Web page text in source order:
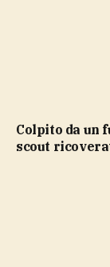
Colpito da un fulmine sul monte Livata. Giovane
scout